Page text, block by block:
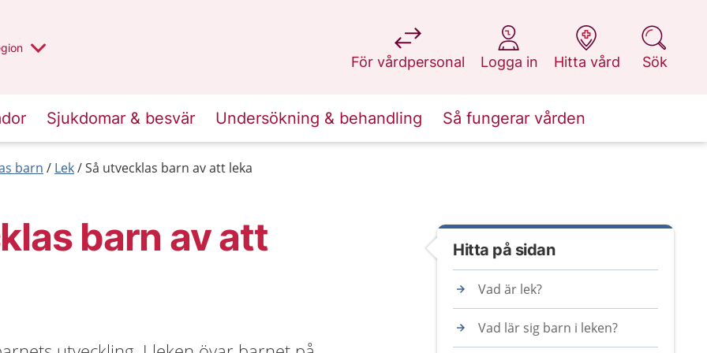
valt region
annan
För vårdpersonal
på 1177.se
Logga in
på 1177.se
Hitta vård
på 1177.se
Sök
på 1177.se
Sjukdomar & besvär Undersökning & behandling Så fungerar vården
barn Lek Så utvecklas barn av att leka
barn av att
Hitta på sidan
Vad är lek?
Vad lär sig barn i leken?